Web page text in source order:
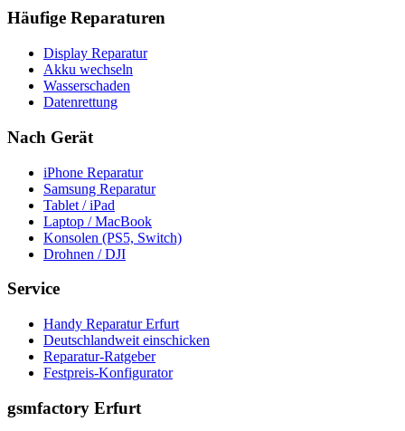
Häufige Reparaturen
Display Reparatur
Akku wechseln
Wasserschaden
Datenrettung
Nach Gerät
iPhone Reparatur
Samsung Reparatur
Tablet / iPad
Laptop / MacBook
Konsolen (PS5, Switch)
Drohnen / DJI
Service
Handy Reparatur Erfurt
Deutschlandweit einschicken
Reparatur-Ratgeber
Festpreis-Konfigurator
gsmfactory Erfurt